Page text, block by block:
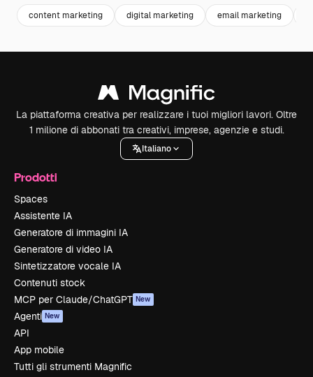
content marketing digital marketing email marketing
La piattaforma creativa per realizzare i tuoi migliori lavori. Oltre
1 milione di abbonati tra creativi, imprese, agenzie e studi.
Italiano
Prodotti
Spaces
Assistente IA
Generatore di immagini IA
Generatore di video IA
Sintetizzatore vocale IA
Contenuti stock
MCP per Claude/ChatGPT New
Agenti New
API
App mobile
Tutti gli strumenti Magnific